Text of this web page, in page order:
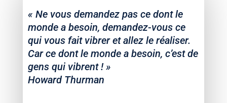
« Ne vous demandez pas ce dont le
monde a besoin, demandez-vous ce
qui vous fait vibrer et allez le réaliser.
Car ce dont le monde a besoin, c’est de
gens qui vibrent ! »
Howard Thurman